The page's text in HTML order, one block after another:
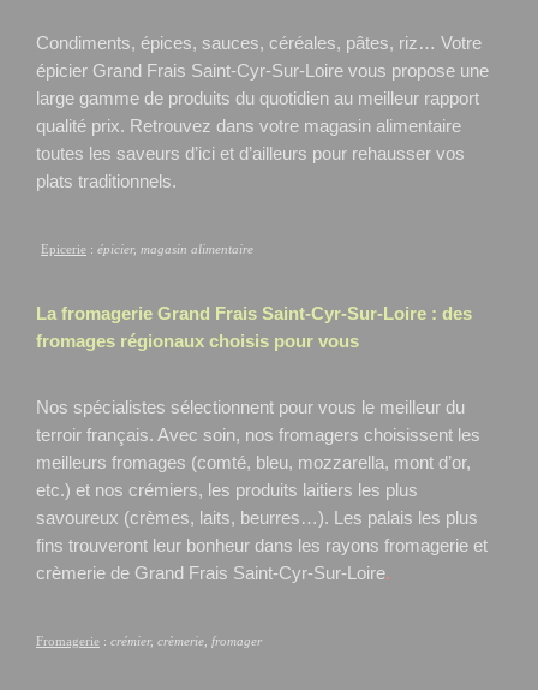
Condiments, épices, sauces, céréales, pâtes, riz… Votre
épicier Grand Frais Saint-Cyr-Sur-Loire vous propose une
large gamme de produits du quotidien au meilleur rapport
qualité prix. Retrouvez dans votre magasin alimentaire
toutes les saveurs d’ici et d’ailleurs pour rehausser vos
plats traditionnels.
Epicerie : épicier, magasin alimentaire
La fromagerie Grand Frais Saint-Cyr-Sur-Loire : des
fromages régionaux choisis pour vous
Nos spécialistes sélectionnent pour vous le meilleur du
terroir français. Avec soin, nos fromagers choisissent les
meilleurs fromages (comté, bleu, mozzarella, mont d’or,
etc.) et nos crémiers, les produits laitiers les plus
savoureux (crèmes, laits, beurres…). Les palais les plus
fins trouveront leur bonheur dans les rayons fromagerie et
crèmerie de Grand Frais Saint-Cyr-Sur-Loire.
Fromagerie : crémier, crèmerie, fromager